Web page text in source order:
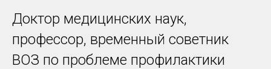
Доктор медицинских наук,
профессор, временный советник
ВОЗ по проблеме профилактики